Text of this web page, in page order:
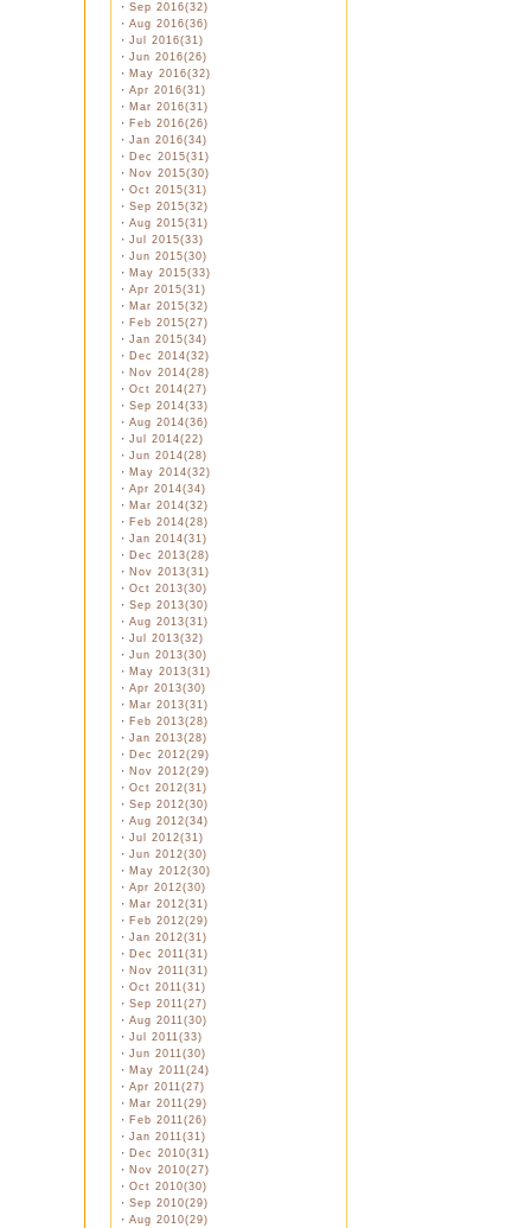
・ Sep 2016(32)
・ Aug 2016(36)
・ Jul 2016(31)
・ Jun 2016(26)
・ May 2016(32)
・ Apr 2016(31)
・ Mar 2016(31)
・ Feb 2016(26)
・ Jan 2016(34)
・ Dec 2015(31)
・ Nov 2015(30)
・ Oct 2015(31)
・ Sep 2015(32)
・ Aug 2015(31)
・ Jul 2015(33)
・ Jun 2015(30)
・ May 2015(33)
・ Apr 2015(31)
・ Mar 2015(32)
・ Feb 2015(27)
・ Jan 2015(34)
・ Dec 2014(32)
・ Nov 2014(28)
・ Oct 2014(27)
・ Sep 2014(33)
・ Aug 2014(36)
・ Jul 2014(22)
・ Jun 2014(28)
・ May 2014(32)
・ Apr 2014(34)
・ Mar 2014(32)
・ Feb 2014(28)
・ Jan 2014(31)
・ Dec 2013(28)
・ Nov 2013(31)
・ Oct 2013(30)
・ Sep 2013(30)
・ Aug 2013(31)
・ Jul 2013(32)
・ Jun 2013(30)
・ May 2013(31)
・ Apr 2013(30)
・ Mar 2013(31)
・ Feb 2013(28)
・ Jan 2013(28)
・ Dec 2012(29)
・ Nov 2012(29)
・ Oct 2012(31)
・ Sep 2012(30)
・ Aug 2012(34)
・ Jul 2012(31)
・ Jun 2012(30)
・ May 2012(30)
・ Apr 2012(30)
・ Mar 2012(31)
・ Feb 2012(29)
・ Jan 2012(31)
・ Dec 2011(31)
・ Nov 2011(31)
・ Oct 2011(31)
・ Sep 2011(27)
・ Aug 2011(30)
・ Jul 2011(33)
・ Jun 2011(30)
・ May 2011(24)
・ Apr 2011(27)
・ Mar 2011(29)
・ Feb 2011(26)
・ Jan 2011(31)
・ Dec 2010(31)
・ Nov 2010(27)
・ Oct 2010(30)
・ Sep 2010(29)
・ Aug 2010(29)